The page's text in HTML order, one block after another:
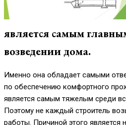
является самым
возведении дома.
Именно она обладает самыми
по обеспечению комфортного
является самым тяжелым среди
Поэтому не каждый строитель
работы. Причиной этого является